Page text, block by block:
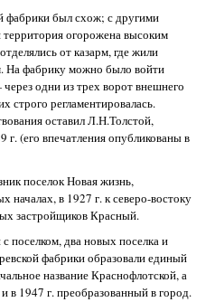
фабрики был схож; с другими
огорожена высоким
от казарм, где жили
На фабрику можно было войти
одни из трех ворот внешнего
строго регламентировалась.
оставил Л.Н.Толстой,
(его впечатления опубликованы в
поселок Новая жизнь,
началах, в 1927 г. к северо-востоку
застройщиков Красный.
поселком, два новых поселка и
фабрики образовали единый
название Краснофлотской, а
в 1947 г. преобразованный в город.